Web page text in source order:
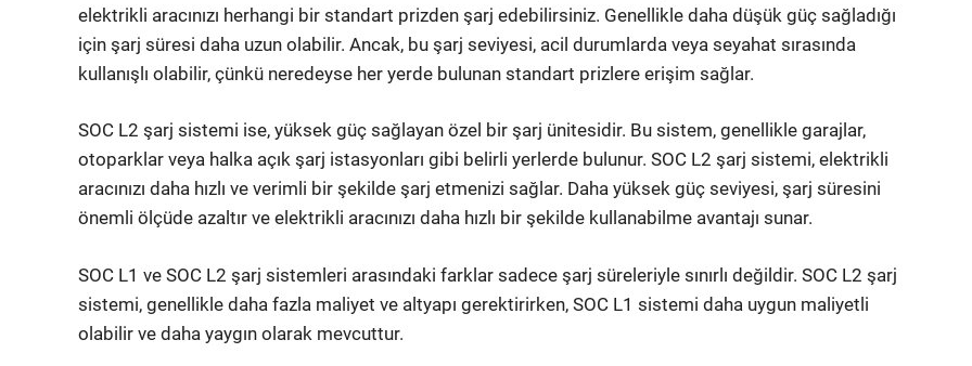
elektrikli aracınızı herhangi bir standart prizden şarj edebilirsiniz. Genellikle daha düşük güç sağladığı
için şarj süresi daha uzun olabilir. Ancak, bu şarj seviyesi, acil durumlarda veya seyahat sırasında
kullanışlı olabilir, çünkü neredeyse her yerde bulunan standart prizlere erişim sağlar.
SOC L2 şarj sistemi ise, yüksek güç sağlayan özel bir şarj ünitesidir. Bu sistem, genellikle garajlar,
otoparklar veya halka açık şarj istasyonları gibi belirli yerlerde bulunur. SOC L2 şarj sistemi, elektrikli
aracınızı daha hızlı ve verimli bir şekilde şarj etmenizi sağlar. Daha yüksek güç seviyesi, şarj süresini
önemli ölçüde azaltır ve elektrikli aracınızı daha hızlı bir şekilde kullanabilme avantajı sunar.
SOC L1 ve SOC L2 şarj sistemleri arasındaki farklar sadece şarj süreleriyle sınırlı değildir. SOC L2 şarj
sistemi, genellikle daha fazla maliyet ve altyapı gerektirirken, SOC L1 sistemi daha uygun maliyetli
olabilir ve daha yaygın olarak mevcuttur.